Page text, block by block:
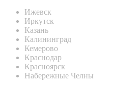
Ижевск
Иркутск
Казань
Калининград
Кемерово
Краснодар
Красноярск
Набережные Челны